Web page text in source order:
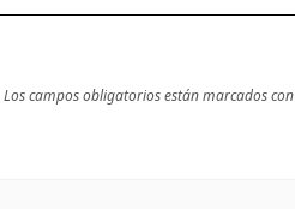
Los campos obligatorios están marcados con